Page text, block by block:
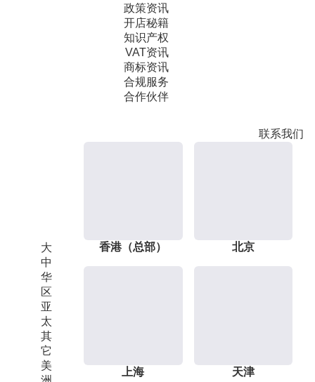
政策资讯
开店秘籍
知识产权
VAT资讯
商标资讯
合规服务
合作伙伴
联系我们
大
中
华
区
亚
太
其
它
美
香港（总部） 北京
上海 天津